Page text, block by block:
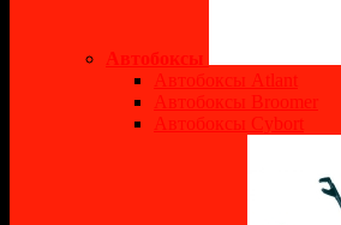
Автобоксы
Автобоксы Atlant
Автобоксы Broomer
Автобоксы Cybort